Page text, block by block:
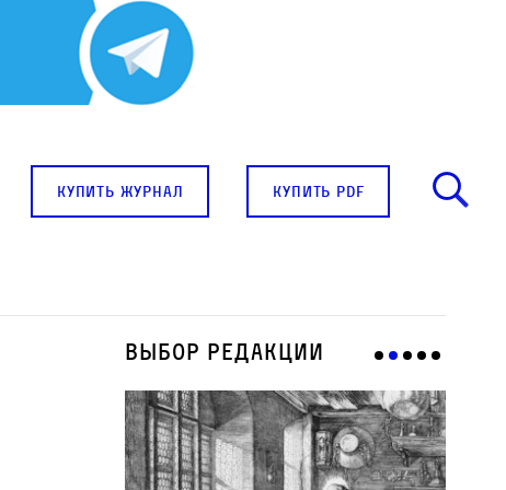
купить журнал купить pdf
Выбор редакции